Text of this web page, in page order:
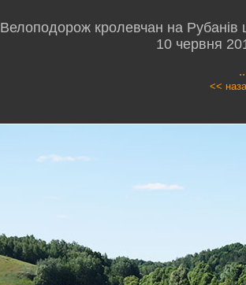
Велоподорож кролевчан на
10 червня
<<